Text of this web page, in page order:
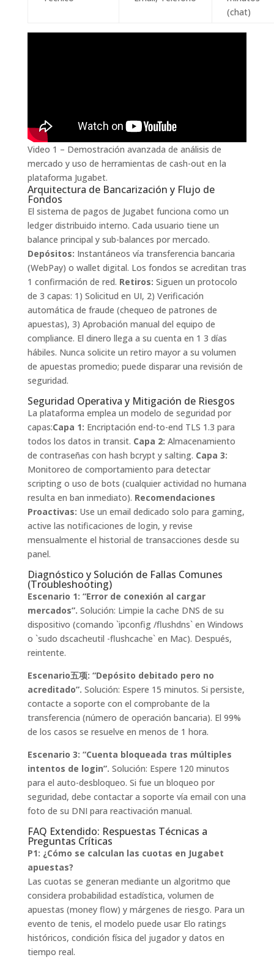
(chat)
Video 1 – Demostración avanzada de análisis de
mercado y uso de herramientas de cash-out en la
plataforma Jugabet.
Arquitectura de Bancarización y Flujo de
Fondos
El sistema de pagos de Jugabet funciona como un
ledger distribuido interno. Cada usuario tiene un
balance principal y sub-balances por mercado.
Depósitos: Instantáneos vía transferencia bancaria
(WebPay) o wallet digital. Los fondos se acreditan tras
1 confirmación de red. Retiros: Siguen un protocolo
de 3 capas: 1) Solicitud en UI, 2) Verificación
automática de fraude (chequeo de patrones de
apuestas), 3) Aprobación manual del equipo de
compliance. El dinero llega a su cuenta en 1 3 días
hábiles. Nunca solicite un retiro mayor a su volumen
de apuestas promedio; puede disparar una revisión de
seguridad.
Seguridad Operativa y Mitigación de Riesgos
La plataforma emplea un modelo de seguridad por
capas:Capa 1: Encriptación end-to-end TLS 1.3 para
todos los datos in transit. Capa 2: Almacenamiento
de contraseñas con hash bcrypt y salting. Capa 3:
Monitoreo de comportamiento para detectar
scripting o uso de bots (cualquier actividad no humana
resulta en ban inmediato). Recomendaciones
Proactivas: Use un email dedicado solo para gaming,
active las notificaciones de login, y revise
mensualmente el historial de transacciones desde su
panel.
Diagnóstico y Solución de Fallas Comunes
(Troubleshooting)
Escenario 1: “Error de conexión al cargar
mercados”. Solución: Limpie la cache DNS de su
dispositivo (comando `ipconfig /flushdns` en Windows
o `sudo dscacheutil -flushcache` en Mac). Después,
reintente.
Escenario五项: “Depósito debitado pero no
acreditado”. Solución: Espere 15 minutos. Si persiste,
contacte a soporte con el comprobante de la
transferencia (número de operación bancaria). El 99%
de los casos se resuelve en menos de 1 hora.
Escenario 3: “Cuenta bloqueada tras múltiples
intentos de login”. Solución: Espere 120 minutos
para el auto-desbloqueo. Si fue un bloqueo por
seguridad, debe contactar a soporte vía email con una
foto de su DNI para reactivación manual.
FAQ Extendido: Respuestas Técnicas a
Preguntas Críticas
P1: ¿Cómo se calculan las cuotas en Jugabet
apuestas?
Las cuotas se generan mediante un algoritmo que
considera probabilidad estadística, volumen de
apuestas (money flow) y márgenes de riesgo. Para un
evento de tenis, el modelo puede usar Elo ratings
históricos, condición física del jugador y datos en
tiempo real.